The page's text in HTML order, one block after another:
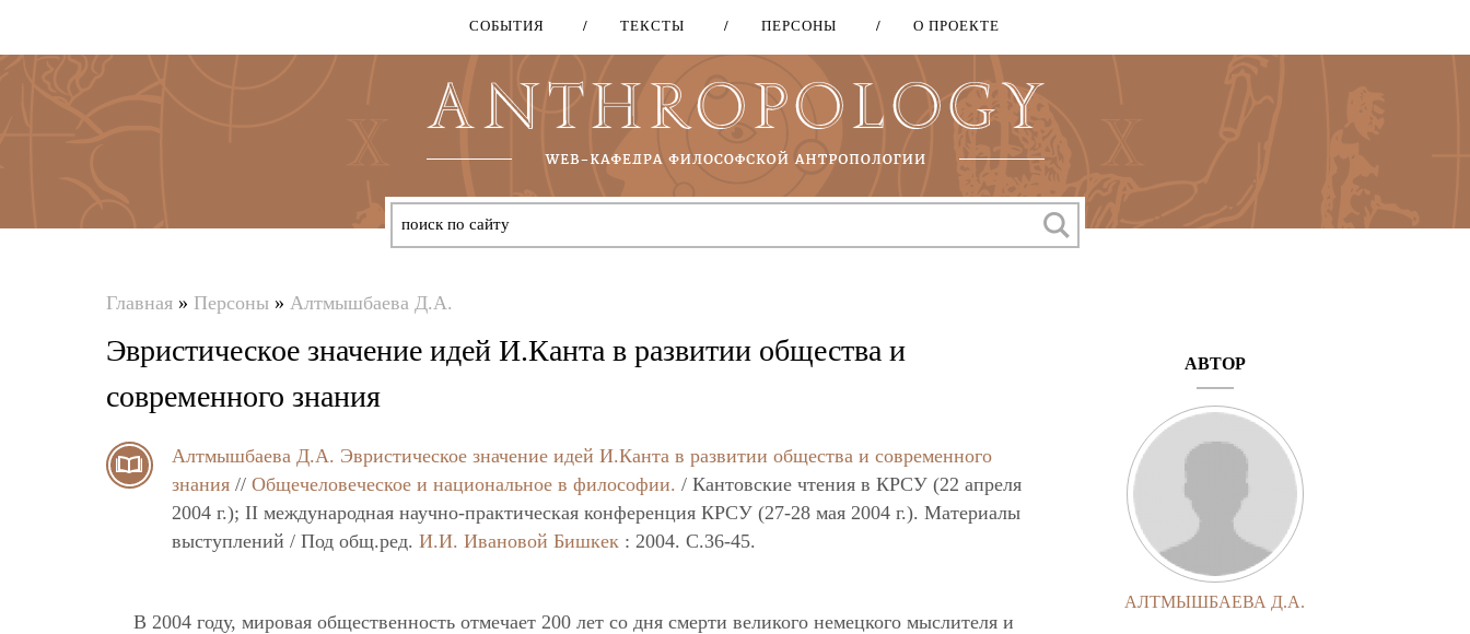
Перейти
основному
содержанию
СОБЫТИЯ ТЕКСТЫ ПЕРСОНЫ О ПРОЕКТЕ
здесь
Главная » Персоны » Алтмышбаева Д.А.
Эвристическое значение идей И.Канта в развитии общества и
современного знания
Алтмышбаева Д.А. Эвристическое значение идей И.Канта в развитии общества и современного
знания // Общечеловеческое и национальное в философии. / Кантовские чтения в КРСУ (22 апреля
2004 г.); II международная научно-практическая конференция КРСУ (27-28 мая 2004 г.). Материалы
выступлений / Под общ.ред. И.И. Ивановой Бишкек : 2004. C.36-45.
В 2004 году, мировая общественность отмечает 200 лет со дня смерти великого немецкого мыслителя и
АВТОР
АЛТМЫШБАЕВА Д.А.